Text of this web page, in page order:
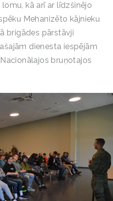
kā arī ar līdzšinējo
Mehanizēto kājnieku
brigādes pārstāvji
dienesta iespējām
bruņotajos